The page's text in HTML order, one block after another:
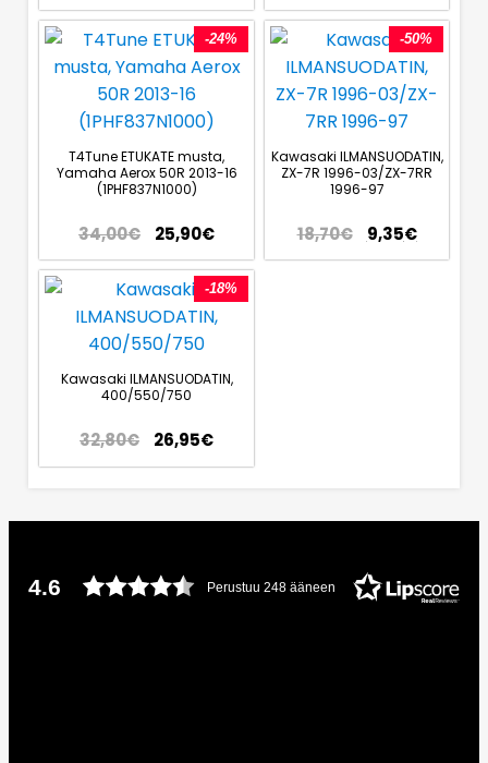
-24%
T4Tune ETUKATE musta,
Yamaha Aerox 50R 2013-16
(1PHF837N1000)
34,00€ 25,90€
-50%
Kawasaki ILMANSUODATIN,
ZX-7R 1996-03/ZX-7RR
1996-97
18,70€ 9,35€
-18%
Kawasaki ILMANSUODATIN,
400/550/750
32,80€ 26,95€
4.6 Perustuu 248 ääneen